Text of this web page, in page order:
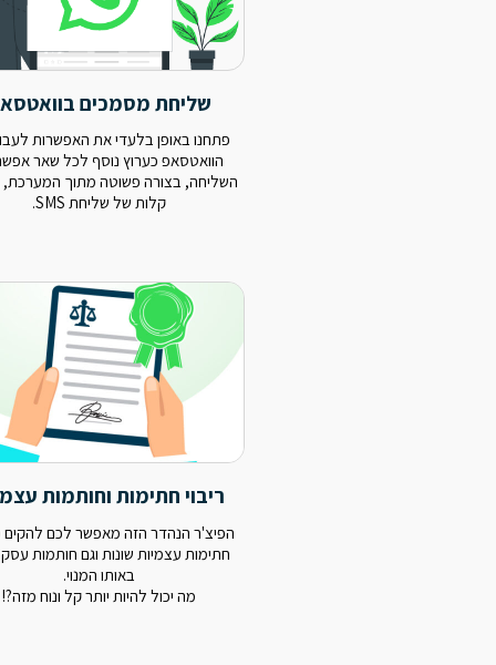
שליחת מסמכים
פתחנו באופן בלעדי את האפשרות
הוואטסאפ כערוץ נוסף לכל שאר
השליחה, בצורה פשוטה מתוך המערכת,
קלות של שליחת SMS.
ריבוי חתימות וחותמות
הפיצ'ר הנהדר הזה מאפשר לכם
חתימות עצמיות שונות וגם חותמות
באותו המנוי.
מה יכול להיות יותר קל ונוח מזה?!